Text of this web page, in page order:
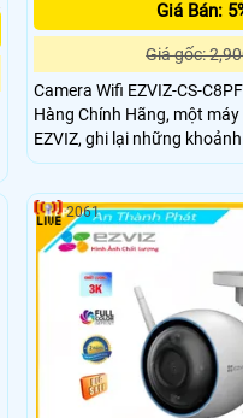
Giá Bán:
Giá gốc:
Camera Wifi EZVIZ-CS-
Hàng Chính Hãng, một
EZVIZ, ghi lại những
vệ gia đình bạn và cập nhật
2061